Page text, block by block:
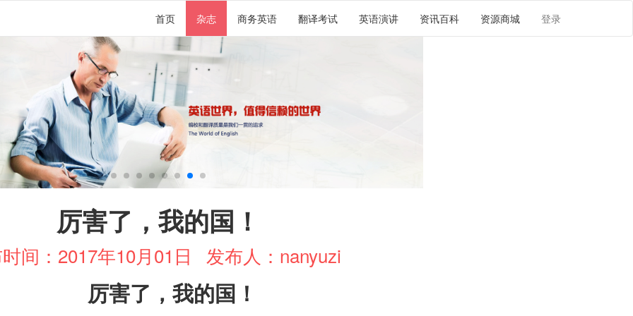
首页 杂志 商务英语 翻译考试 英语演讲 资讯百科 资源商城 登录
厉害了，我的国！
间：2017年10月01日 发布人：nanyuzi
厉害了，我的国！